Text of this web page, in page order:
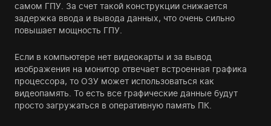
самом ГПУ. За счет такой конструкции снижается
задержка ввода и вывода данных, что очень сильно
повышает мощность ГПУ.
Если в компьютере нет видеокарты и за вывод
изображения на монитор отвечает встроенная графика
процессора, то ОЗУ может использоваться как
видеопамять. То есть все графические данные будут
просто загружаться в оперативную память ПК.